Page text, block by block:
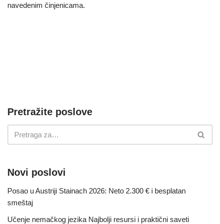
navedenim činjenicama.
Pretražite poslove
Novi poslovi
Posao u Austriji Stainach 2026: Neto 2.300 € i besplatan
smeštaj
Učenje nemačkog jezika Najbolji resursi i praktični saveti